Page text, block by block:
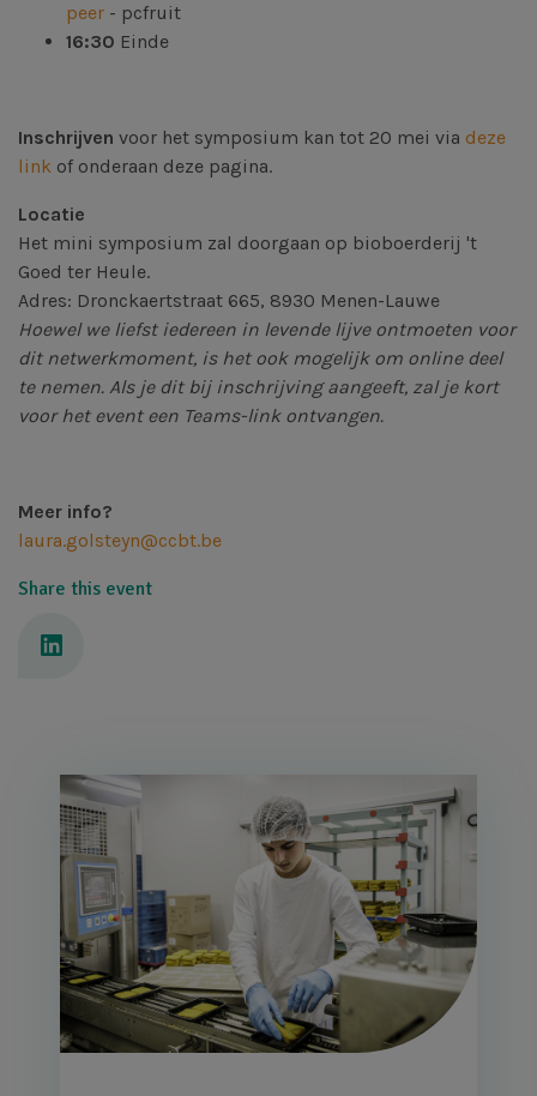
Afbeelding
Share this event
peer - pcfruit
16:30 Einde
Inschrijven voor het symposium kan tot 20 mei via deze
link of onderaan deze pagina.
Locatie
Het mini symposium zal doorgaan op bioboerderij 't
Goed ter Heule.
Adres: Dronckaertstraat 665, 8930 Menen-Lauwe
Hoewel we liefst iedereen in levende lijve ontmoeten voor
dit netwerkmoment, is het ook mogelijk om online deel
te nemen. Als je dit bij inschrijving aangeeft, zal je kort
voor het event een Teams-link ontvangen.
Meer info?
laura.golsteyn@ccbt.be